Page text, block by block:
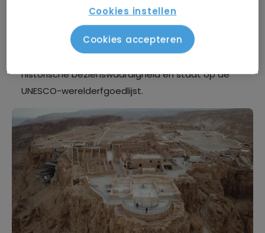
cultuur van de regio.
Bezoek van Masada:Bezoek de indrukwekkende
Masada, een oude vesting bovenop een berg in de
buurt van de Dode Zee. Het is een belangrijke
historische bezienswaardigheid en staat op de
UNESCO-werelderfgoedlijst.
Cookies instellen
Cookies accepteren